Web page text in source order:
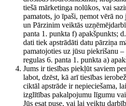
tiešā mārketinga nolūkos, vai
pamatots, jo īpaši, ņemot vērā
un Pārzinim veiktās
panta 1. punkta f) apakšpunkts;
dati tiek apstrādāti datu pārziņa
pamatojoties uz jūsu piekrišanu
regulas 6. panta 1. punkta a)
Jums ir tiesības piekļūt saviem
labot, dzēst, kā arī tiesības
ciktāl apstrāde ir nepieciešama,
izglītības pakalpojumu līgumu
Jūs esat puse, vai lai veiktu